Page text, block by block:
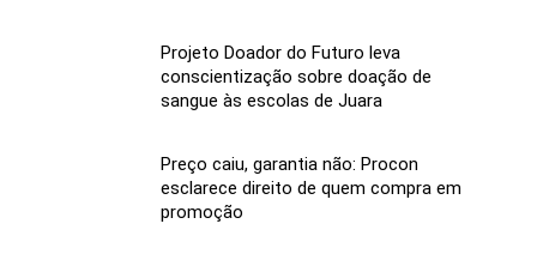
Projeto Doador do Futuro leva
conscientização sobre doação de
sangue às escolas de Juara
Preço caiu, garantia não: Procon
esclarece direito de quem compra em
promoção